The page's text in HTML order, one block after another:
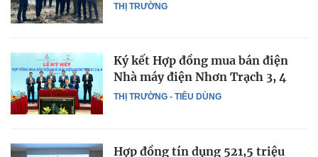
THỊ TRƯỜNG
THỊ TRƯỜNG - TIÊU DÙNG
Ký kết Hợp đồng mua bán điện
Nhà máy điện Nhơn Trạch 3, 4
Hợp đồng tín dụng 521,5 triệu